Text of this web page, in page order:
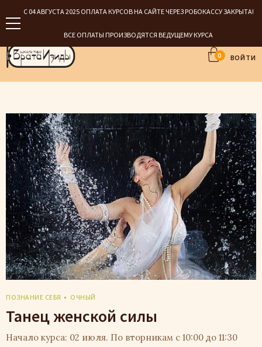
С 04 АВГУСТА 2025 ОПЛАТА КУРСОВ НА САЙТЕ ЧЕРЕЗ РОБОКАССУ ЗАКРЫТА!
ВСЕ ОПЛАТЫ ПРОИЗВОДЯТСЯ ВЕДУЩЕМУ КУРСА
0 ВОЙТИ
ПОЗНАНИЕ СЕБЯ ОЧНЫЙ
Танец женской силы
Начало курса: 02 июля. По вторникам с 10:00 до 11:30